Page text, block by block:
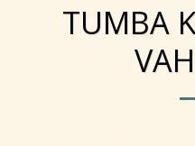
TUMBA